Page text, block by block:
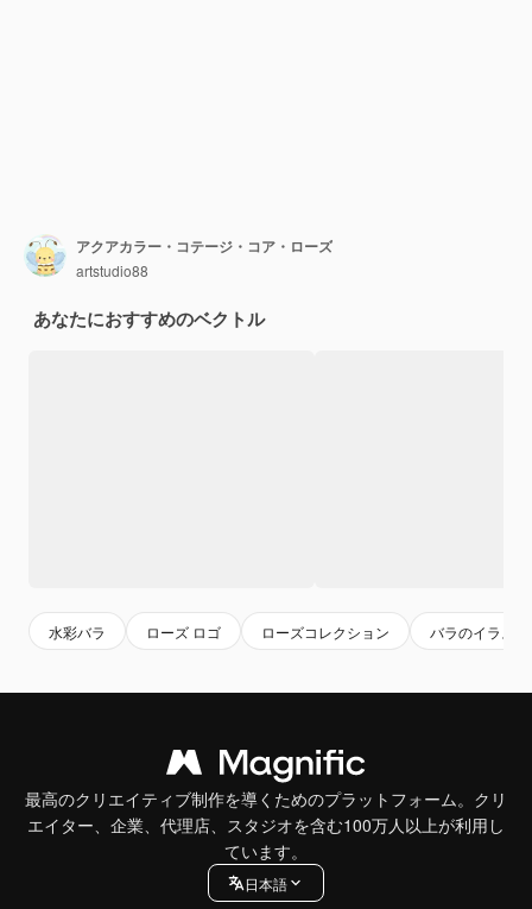
アクアカラー・コテージ・コア・ローズ
artstudio88
あなたにおすすめのベクトル
水彩バラ ローズ ロゴ ローズコレクション バラのイラスト
最高のクリエイティブ制作を導くためのプラットフォーム。クリ
エイター、企業、代理店、スタジオを含む100万人以上が利用し
ています。
日本語